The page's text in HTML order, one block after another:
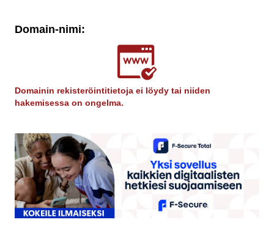
Domain-nimi:
Domainin rekisteröintitietoja ei löydy tai niiden
hakemisessa on ongelma.